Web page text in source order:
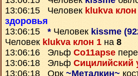
13:06:15 Человек klukva клон
здоровья
13:06:15 * Человек kissme
Человек klukva клон 1 на 8
13:06:16 Эльф Co11apse
13:06:18 Эльф Сицилийский
13:06:18 Орк ~Металкин~